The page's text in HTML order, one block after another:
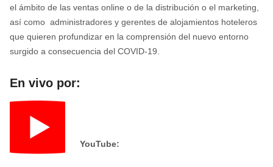
el ámbito de las ventas online o de la distribución o el marketing,
así como administradores y gerentes de alojamientos hoteleros
que quieren profundizar en la comprensión del nuevo entorno
surgido a consecuencia del COVID-19.
En vivo por:
YouTube: